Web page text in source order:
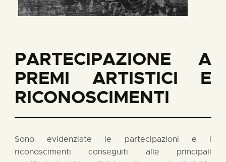
PARTECIPAZIONE A
PREMI ARTISTICI E
RICONOSCIMENTI
Sono evidenziate le partecipazioni e i
riconoscimenti conseguiti alle principali